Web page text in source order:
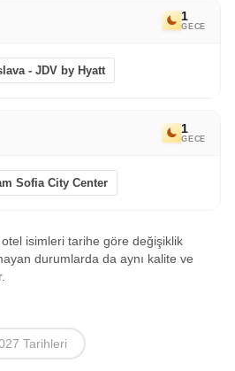
1
GECE
- JDV by Hyatt
1
GECE
Sofia City Center
isimleri tarihe göre değişiklik
durumlarda da aynı kalite ve
Tarihleri